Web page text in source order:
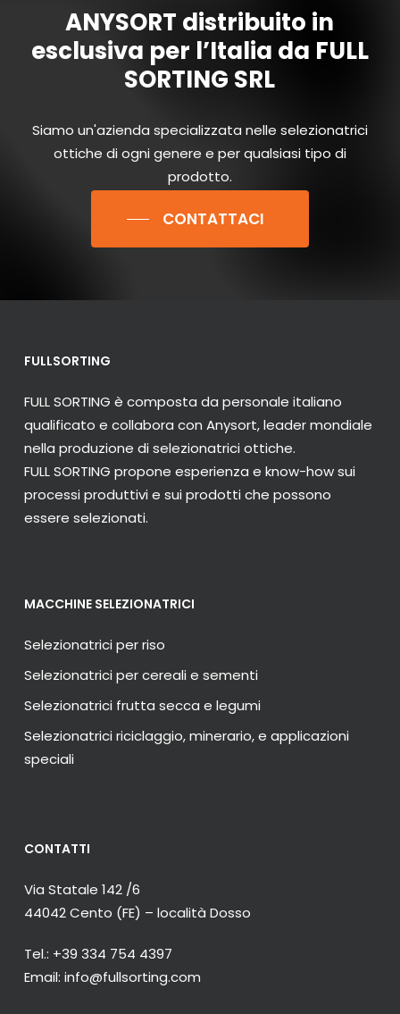
ANYSORT distribuito in
esclusiva per l’Italia da FULL
SORTING SRL
Siamo un'azienda specializzata nelle selezionatrici
ottiche di ogni genere e perqualsiasi tipo di
prodotto.
CONTATTACI
FULLSORTING
FULL SORTING è composta da personale italiano
qualificato e collabora con Anysort, leader mondiale
nella produzione di selezionatrici ottiche.
FULL SORTING propone esperienza e know-how sui
processi produttivi e sui prodotti che possono
essere selezionati.
MACCHINE SELEZIONATRICI
Selezionatrici per riso
Selezionatrici per cereali e sementi
Selezionatrici frutta secca e legumi
Selezionatrici riciclaggio, minerario, e applicazioni
speciali
CONTATTI
Via Statale 142 /6
44042 Cento (FE) – località Dosso
Tel.: +39 334 754 4397
Email: info@fullsorting.com